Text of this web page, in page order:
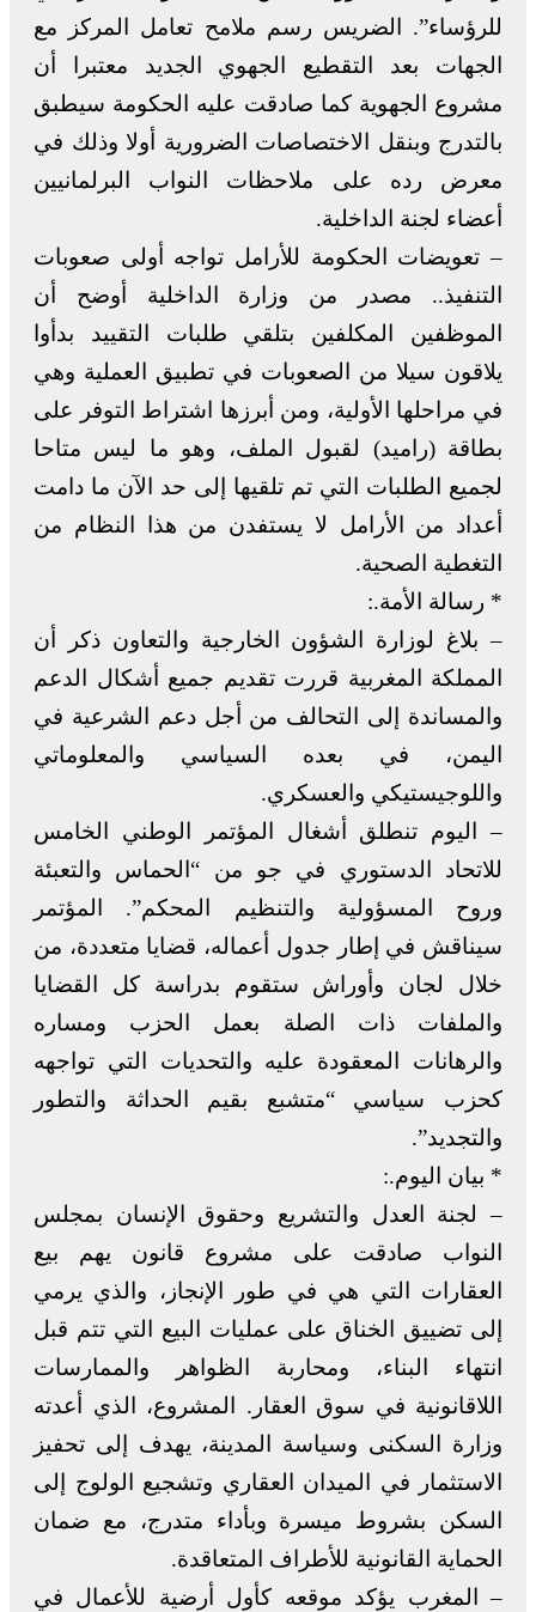
للرؤساء”. الضريس رسم ملامح تعامل المركز مع
الجهات بعد التقطيع الجهوي الجديد معتبرا أن
مشروع الجهوية كما صادقت عليه الحكومة سيطبق
بالتدرج وبنقل الاختصاصات الضرورية أولا وذلك في
معرض رده على ملاحظات النواب البرلمانيين
أعضاء لجنة الداخلية.
– تعويضات الحكومة للأرامل تواجه أولى صعوبات
التنفيذ.. مصدر من وزارة الداخلية أوضح أن
الموظفين المكلفين بتلقي طلبات التقييد بدأوا
يلاقون سيلا من الصعوبات في تطبيق العملية وهي
في مراحلها الأولية، ومن أبرزها اشتراط التوفر على
بطاقة (راميد) لقبول الملف، وهو ما ليس متاحا
لجميع الطلبات التي تم تلقيها إلى حد الآن ما دامت
أعداد من الأرامل لا يستفدن من هذا النظام من
التغطية الصحية.
* رسالة الأمة.:
– بلاغ لوزارة الشؤون الخارجية والتعاون ذكر أن
المملكة المغربية قررت تقديم جميع أشكال الدعم
والمساندة إلى التحالف من أجل دعم الشرعية في
اليمن، في بعده السياسي والمعلوماتي
واللوجيستيكي والعسكري.
– اليوم تنطلق أشغال المؤتمر الوطني الخامس
للاتحاد الدستوري في جو من “الحماس والتعبئة
وروح المسؤولية والتنظيم المحكم”. المؤتمر
سيناقش في إطار جدول أعماله، قضايا متعددة، من
خلال لجان وأوراش ستقوم بدراسة كل القضايا
والملفات ذات الصلة بعمل الحزب ومساره
والرهانات المعقودة عليه والتحديات التي تواجهه
كحزب سياسي “متشبع بقيم الحداثة والتطور
والتجديد”.
* بيان اليوم.:
– لجنة العدل والتشريع وحقوق الإنسان بمجلس
النواب صادقت على مشروع قانون يهم بيع
العقارات التي هي في طور الإنجاز، والذي يرمي
إلى تضييق الخناق على عمليات البيع التي تتم قبل
انتهاء البناء، ومحاربة الظواهر والممارسات
اللاقانونية في سوق العقار. المشروع، الذي أعدته
وزارة السكنى وسياسة المدينة، يهدف إلى تحفيز
الاستثمار في الميدان العقاري وتشجيع الولوج إلى
السكن بشروط ميسرة وبأداء متدرج، مع ضمان
الحماية القانونية للأطراف المتعاقدة.
– المغرب يؤكد موقعه كأول أرضية للأعمال في